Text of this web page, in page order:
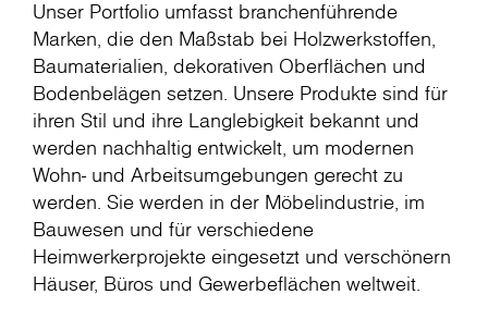
Unser Portfolio umfasst branchenführende
Marken, die den Maßstab bei Holzwerkstoffen,
Baumaterialien, dekorativen Oberflächen und
Bodenbelägen setzen. Unsere Produkte sind für
ihren Stil und ihre Langlebigkeit bekannt und
werden nachhaltig entwickelt, um modernen
Wohn- und Arbeitsumgebungen gerecht zu
werden. Sie werden in der Möbelindustrie, im
Bauwesen und für verschiedene
Heimwerkerprojekte eingesetzt und verschönern
Häuser, Büros und Gewerbeflächen weltweit.